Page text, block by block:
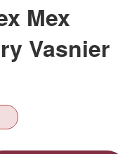
Mex
Vasnier